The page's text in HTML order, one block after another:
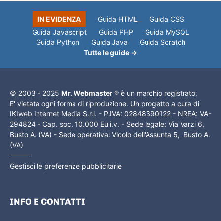
IN EVIDENZA Guida HTML
Guida CSS
Guida Javascript
Guida PHP
Guida MySQL
Guida Python
Guida Java
Guida Scratch
Tutte le guide →
© 2003 - 2025 Mr. Webmaster ® è un marchio registrato.
E' vietata ogni forma di riproduzione. Un progetto a cura di
IKIweb Internet Media S.r.l. - P.IVA: 02848390122 - NREA: VA-
294824 - Cap. soc. 10.000 Eu i.v. - Sede legale: Via Varzi 6,
Busto A. (VA) - Sede operativa: Vicolo dell'Assunta 5, Busto A.
(VA)
Gestisci le preferenze pubblicitarie
INFO E CONTATTI